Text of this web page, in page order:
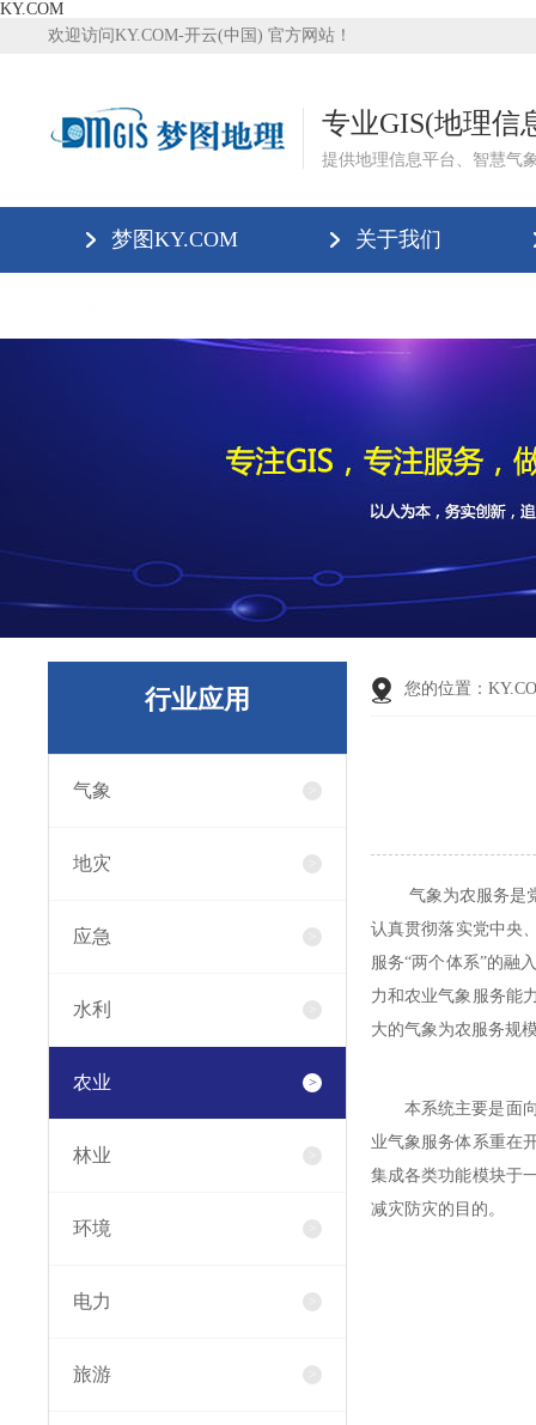
KY.COM
欢迎访问KY.COM-开云(中国) 官方网站！
专业GIS(地理信
提供地理信息平台、智慧气
梦图KY.COM 关于我们
行业应用
气象
地灾
应急
水利
农业
林业
环境
电力
旅游
您的位置：
气象为农服务是
认真贯彻落实党中央
服务“两个体系”的融
力和农业气象服务能
大的气象为农服务规
本系统主要是面
业气象服务体系重在
集成各类功能模块于
减灾防灾的目的。